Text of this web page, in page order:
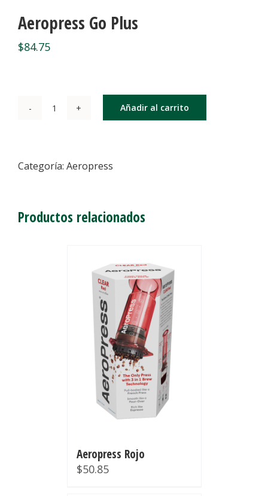
Aeropress Go Plus
$84.75
Aeropress
Añadir al carrito
Categoría: Aeropress
Productos relacionados
Aeropress Rojo
$50.85